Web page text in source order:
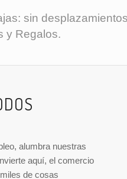
sin
y Regalos.
alumbra nuestras
aquí, el comercio
de cosas